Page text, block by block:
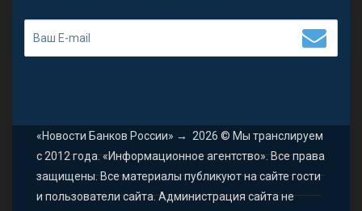
«Новости Банков России» → 2026 © Мы транслируем
с 2012 года. «Информационное агентство». Все права
защищены. Все материалы публикуют на сайте гости
и пользователи сайта. Администрация сайта не